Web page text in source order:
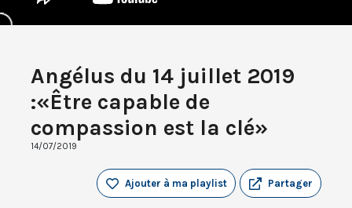
Angélus du 14 juillet 2019
:«Être capable de
compassion est la clé»
14/07/2019
Partager
Ajouter à ma playlist